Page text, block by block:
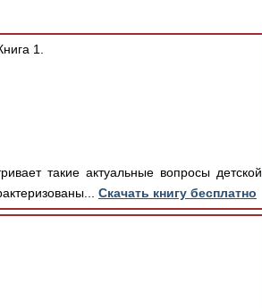
1.
такие актуальные вопросы детской
Скачать книгу бесплатно